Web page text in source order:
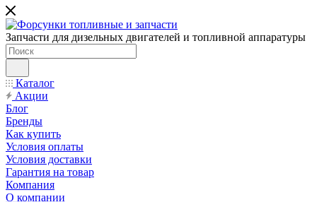
Запчасти для дизельных двигателей и топливной аппаратуры
Каталог
Акции
Блог
Бренды
Как купить
Условия оплаты
Условия доставки
Гарантия на товар
Компания
О компании